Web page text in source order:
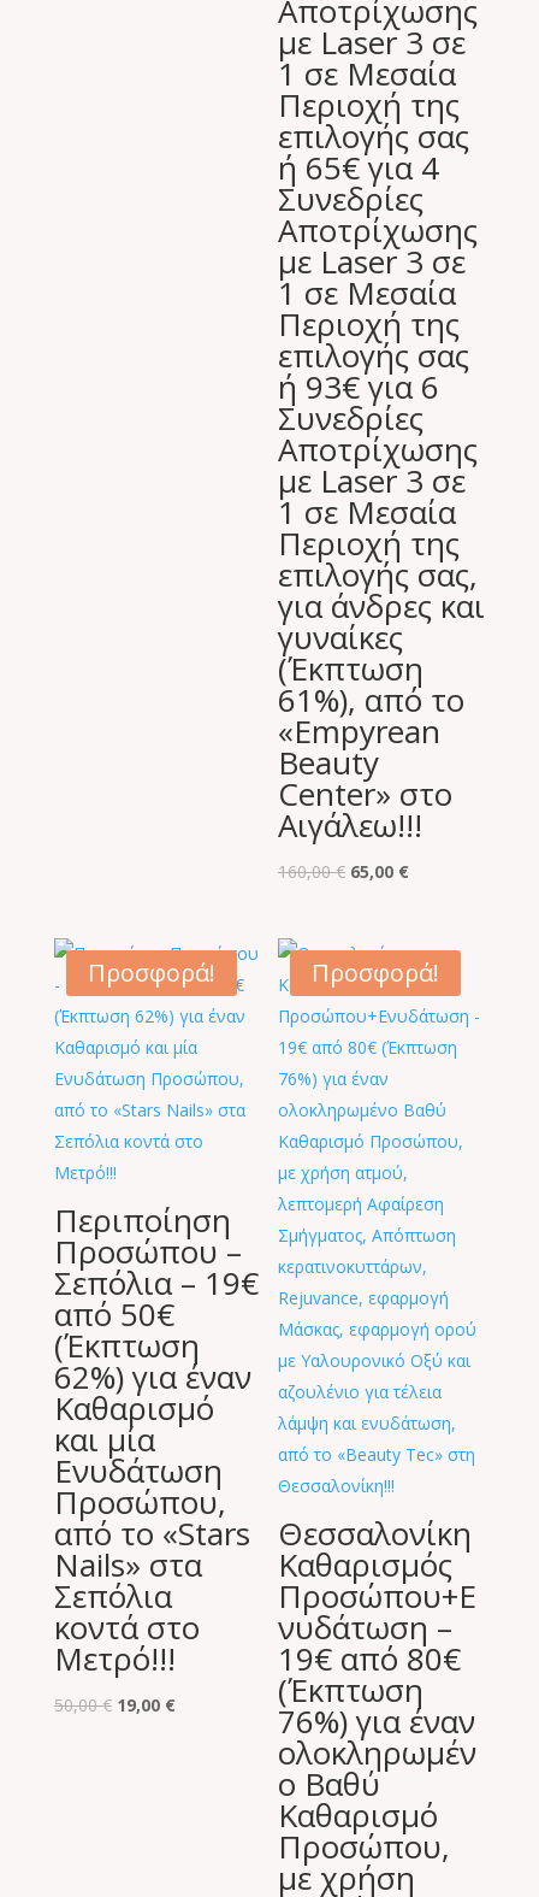
Αποτρίχωσης
με Laser 3 σε
1 σε Μεσαία
Περιοχή της
επιλογής σας
ή 65€ για 4
Συνεδρίες
Αποτρίχωσης
με Laser 3 σε
1 σε Μεσαία
Περιοχή της
επιλογής σας
ή 93€ για 6
Συνεδρίες
Αποτρίχωσης
με Laser 3 σε
1 σε Μεσαία
Περιοχή της
επιλογής σας,
για άνδρες και
γυναίκες
(Έκπτωση
61%), από το
«Empyrean
Beauty
Center» στο
Αιγάλεω!!!
160,00€ Original
160,00 €.
65,00 €
είναι:
65,00 €.
Προσφορά!
Περιποίηση
Προσώπου –
Σεπόλια – 19€
από 50€
(Έκπτωση
62%) για έναν
Καθαρισμό
και μία
Ενυδάτωση
Προσώπου,
από το «Stars
Nails» στα
Σεπόλια
κοντά στο
Μετρό!!!
50,00€ Original
19,00 €Η
Προσφορά!
Θεσσαλονίκη
Καθαρισμός
Προσώπου+E
νυδάτωση –
19€ από 80€
(Έκπτωση
76%) για έναν
ολοκληρωμέν
ο Βαθύ
Καθαρισμό
Προσώπου,
με χρήση